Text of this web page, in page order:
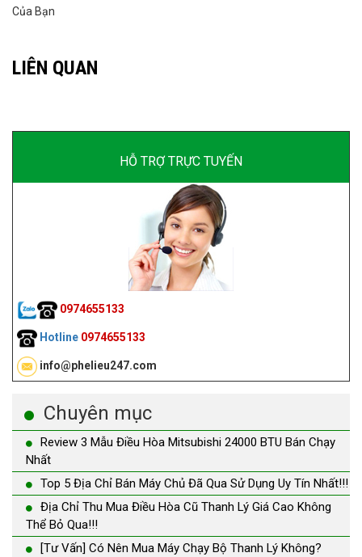
Của Bạn
LIÊN QUAN
HỖ TRỢ TRỰC TUYẾN
0974655133
Hotline 0974655133
info@phelieu247.com
Chuyên mục
Review 3 Mẫu Điều Hòa Mitsubishi 24000 BTU Bán Chạy
Nhất
Top 5 Địa Chỉ Bán Máy Chủ Đã Qua Sử Dụng Uy Tín Nhất!!!
Địa Chỉ Thu Mua Điều Hòa Cũ Thanh Lý Giá Cao Không
Thể Bỏ Qua!!!
[Tư Vấn] Có Nên Mua Máy Chạy Bộ Thanh Lý Không?